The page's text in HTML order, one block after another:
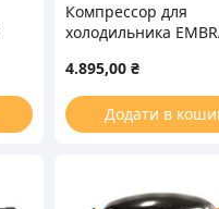
Компрессор для
холодильника
R404a 775W (с
реле CSIR)
4.895,00 ₴
Додати в